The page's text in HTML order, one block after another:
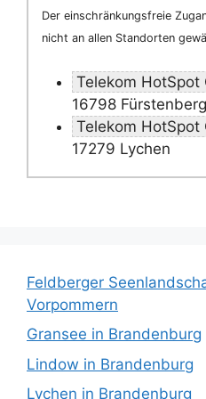
Der einschränkungsfreie
nicht an allen Standorten
Telekom HotSpot
16798 Fürstenberg
Telekom HotSpot
17279 Lychen
Feldberger
Vorpommern
Gransee in Brandenburg
Lindow in Brandenburg
Lychen in Brandenburg